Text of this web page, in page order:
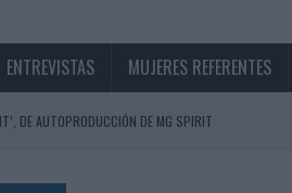
ENTREVISTAS MUJERES REFERENTES
DE AUTOPRODUCCIÓN DE MG SPIRIT